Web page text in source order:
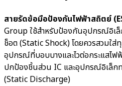
สายรัดข้อมือป้องกันไฟฟ้าสถิตย์
Group ใช้สำหรับป้องกันอุปกรณ์อิเ
ช็อต (Static Shock) โดยควรสวมใ
อุปกรณ์ที่บอบบางและไวต่อกระแสไ
ปกป้องชิ้นส่วน IC และอุปกรณ์อิเล็ก
(Static Discharge)